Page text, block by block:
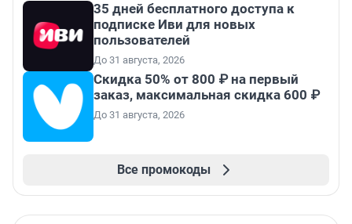
35 дней бесплатного доступа к
подписке Иви для новых
пользователей
До 31 августа, 2026
Скидка 50% от 800 ₽ на первый
заказ, максимальная скидка 600 ₽
До 31 августа, 2026
Все промокоды